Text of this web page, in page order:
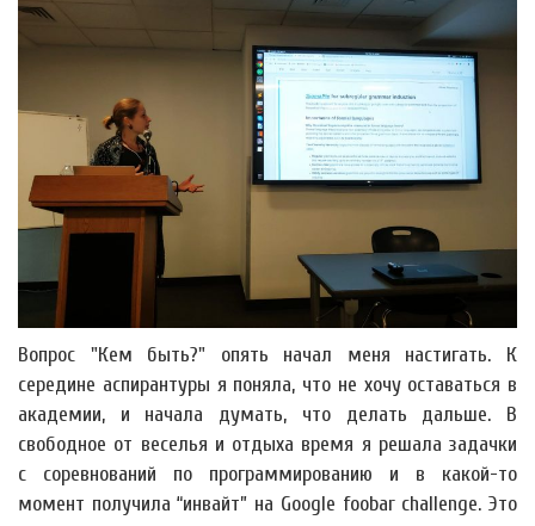
Вопрос "Кем быть?" опять начал меня настигать. К
середине аспирантуры я поняла, что не хочу оставаться в
академии, и начала думать, что делать дальше. В
свободное от веселья и отдыха время я решала задачки
с соревнований по программированию и в какой-то
момент получила “инвайт” на Google foobar challenge. Это